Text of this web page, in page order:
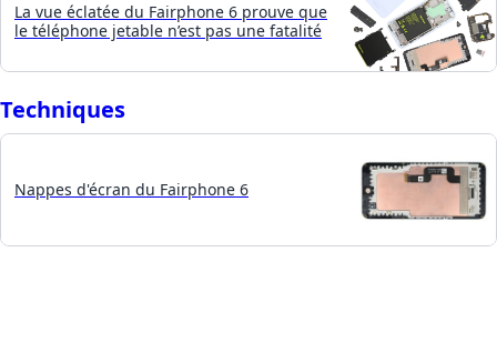
La vue éclatée du Fairphone 6 prouve que
le téléphone jetable n’est pas une fatalité
Techniques
Nappes d'écran du Fairphone 6